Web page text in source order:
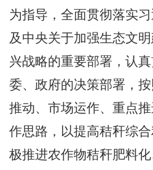
为指导，全面贯彻落实
及中央关于加强生态文
兴战略的重要部署，认
委、政府的决策部署，按
推动、市场运作、重点
作思路，以提高秸秆综
极推进农作物秸秆肥料